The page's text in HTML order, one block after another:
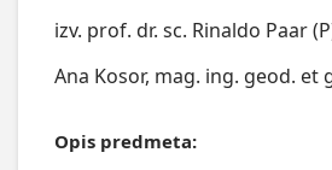
izv. prof. dr. sc. Rinaldo Paar
Ana Kosor, mag. ing. geod. et
Opis predmeta: